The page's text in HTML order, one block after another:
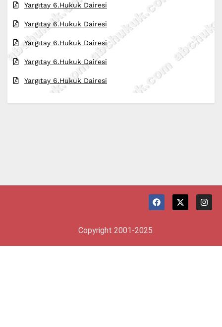
Yargıtay 6.Hukuk Dairesi
Yargıtay 6.Hukuk Dairesi
Yargıtay 6.Hukuk Dairesi
Yargıtay 6.Hukuk Dairesi
Yargıtay 6.Hukuk Dairesi
Copyright 2001-2025